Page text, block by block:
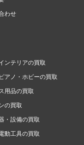
わせ
ンテリアの買取
アノ・ホビーの買取
用品の買取
の買取
・設備の買取
動工具の買取